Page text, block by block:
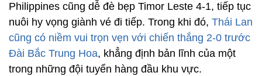
Philippines cũng dễ đè bẹp Timor Leste 4-1, tiếp tục
nuôi hy vọng giành vé đi tiếp. Trong khi đó, Thái Lan
cũng có niềm vui trọn vẹn với chiến thắng 2-0 trước
Đài Bắc Trung Hoa, khẳng định bản lĩnh của một
trong những đội tuyển hàng đầu khu vực.